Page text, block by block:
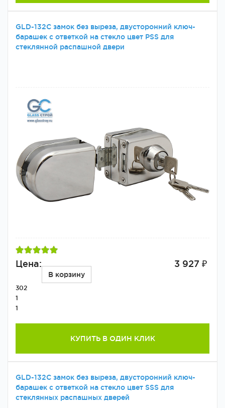
GLD-132C замок без выреза, двусторонний ключ-
барашек с ответкой на стекло цвет PSS для
стеклянной распашной двери
Цена: 3 927 ₽
В корзину
302
1
1
КУПИТЬ В ОДИН КЛИК
GLD-132C замок без выреза, двусторонний ключ-
барашек с ответкой на стекло цвет SSS для
стеклянных распашных дверей